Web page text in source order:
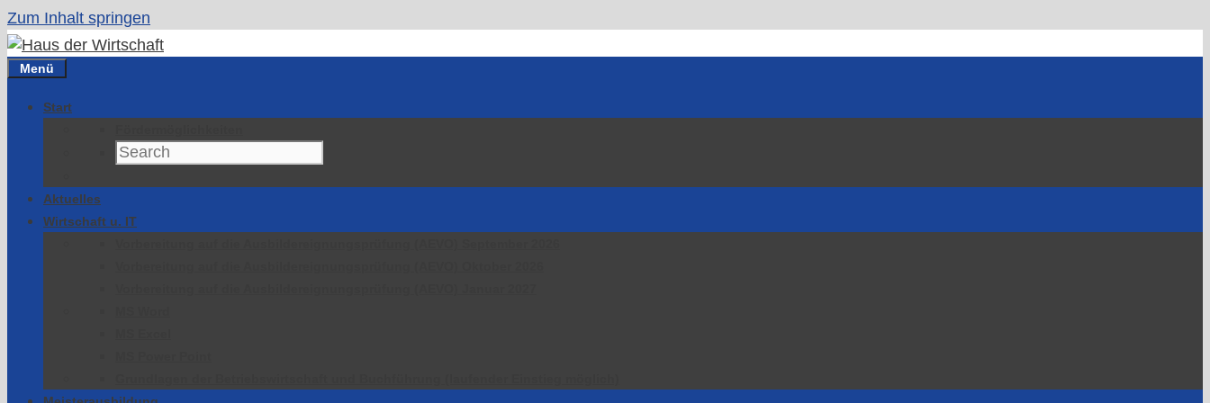
Zum Inhalt springen
Menü
Start
Aktuelles
Wirtschaft u. IT